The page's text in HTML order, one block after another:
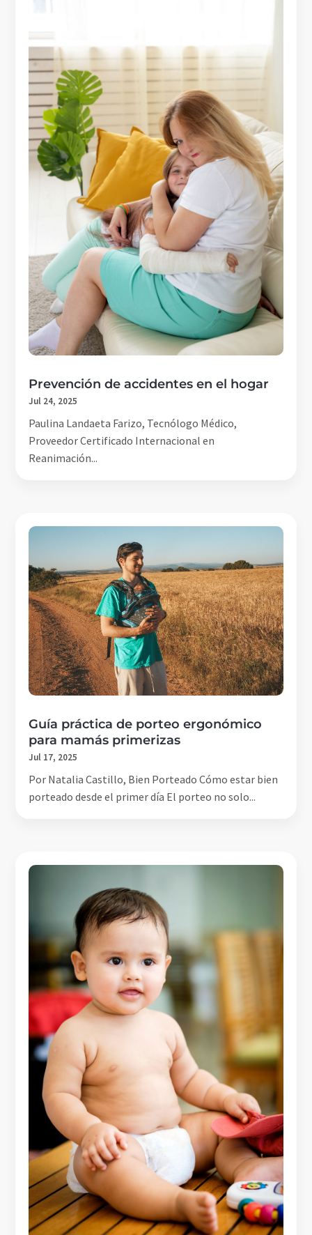
Prevención de accidentes en el hogar
Jul 24, 2025
Paulina Landaeta Farizo, Tecnólogo Médico,
Proveedor Certificado Internacional en
Reanimación...
Guía práctica de porteo ergonómico
para mamás primerizas
Jul 17, 2025
Por Natalia Castillo, Bien Porteado Cómo estar bien
porteado desde el primer día El porteo no solo...